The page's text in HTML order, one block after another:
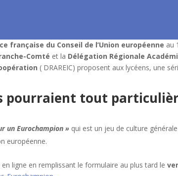
française du Conseil de l’Union européenne au
Comté et la Délégation Régionale
( DRAREIC) proposent aux lycéens, une
pourraient tout
un Eurochampion » qui est un jeu de culture
européenne.
en ligne en remplissant le formulaire au plus tard le